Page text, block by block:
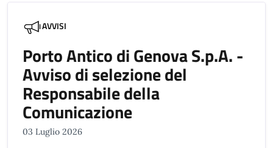
AVVISI
Porto Antico di Genova S.p.A. -
Avviso di selezione del
Responsabile della
Comunicazione
03 Luglio 2026